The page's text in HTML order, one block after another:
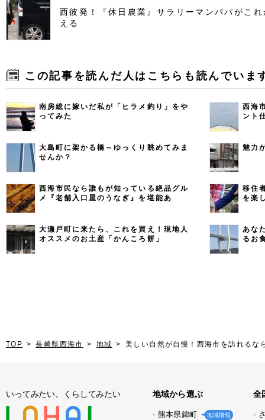
西彼発！『休日農業』サラリーマンパパがこ
える
この記事を読んだ人はこちらも読んでいま
南房総に嫁いだ私が「ヒラメ釣り」をや
ってみた
西海
ント
大島町に架かる橋～ゆっくり眺めてみま
せんか？
魅力
西海市民なら誰もが知っている絶品グル
メ『老舗入口屋のうなぎ』を堪能あ
移住
を楽
大瀬戸町に来たら、これを買え！現地人
オススメのお土産「かんころ餅」
あな
るお
TOP 長崎県西海市 地域 美しい自然が自慢！西海市を訪れるな
いってみたい、くらしてみたい 地域から選ぶ
熊本県錦町 地域情報
全